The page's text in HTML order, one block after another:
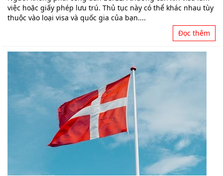
việc hoặc giấy phép lưu trú. Thủ tục này có thể khác nhau tùy
thuộc vào loại visa và quốc gia của bạn....
Đọc thêm